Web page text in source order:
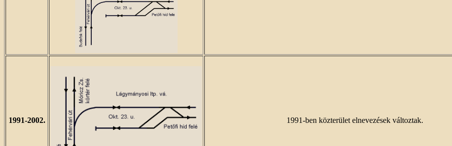
1991-2002. 1991-ben közterület elnevezések változtak.